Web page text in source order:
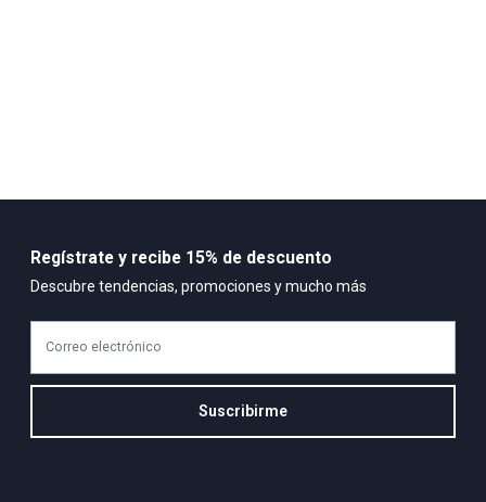
Regístrate y recibe 15% de descuento
Descubre tendencias, promociones y mucho más
Correo electrónico
Suscribirme